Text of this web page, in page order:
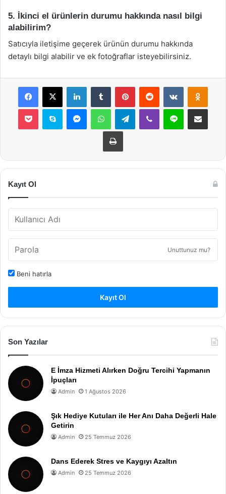
5. İkinci el ürünlerin durumu hakkında nasıl bilgi
alabilirim?
Satıcıyla iletişime geçerek ürünün durumu hakkında
detaylı bilgi alabilir ve ek fotoğraflar isteyebilirsiniz.
Facebook
X LinkedInTumblr PinterestReddit VKontakte
Pocket Skype MessengerWhatsAppTelegramViber Line E-Posta ile
Yazdır
Kayıt Ol
Unuttunuz mu?
Beni hatırla
Kayıt Ol
Son Yazılar
E İmza Hizmeti Alırken Doğru Tercihi Yapmanın
İpuçları
Admin 1 Ağustos 2026
Şık Hediye Kutuları ile Her Anı Daha Değerli Hale
Getirin
Admin 25 Temmuz 2026
Dans Ederek Stres ve Kaygıyı Azaltın
Admin 25 Temmuz 2026